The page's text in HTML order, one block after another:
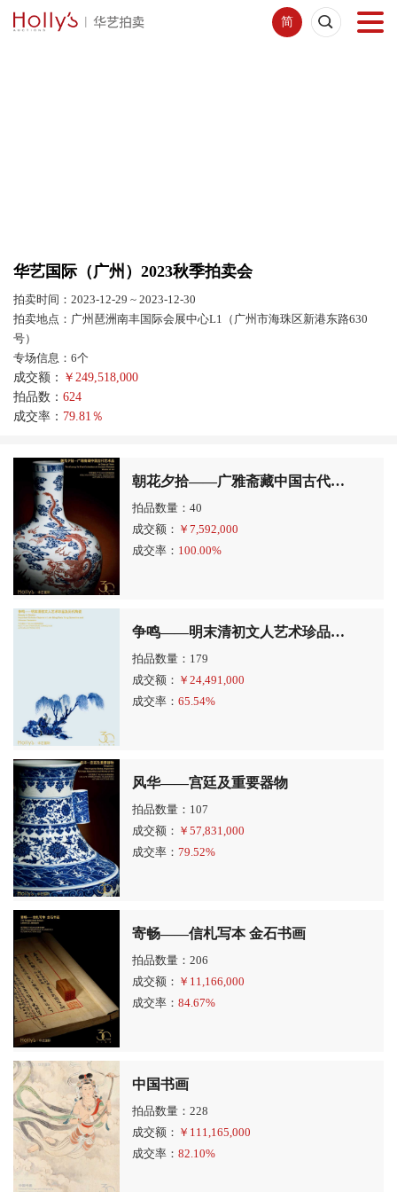
简
服务指南
新闻中心
关于我们
成交额： ￥ 249,518,000
拍品数： 624
成交率： 79.81％
华艺国际（广州）2023秋季拍卖会
拍卖时间：2023-12-29 ~ 2023-12-30
拍卖地点：广州琶洲南丰国际会展中心L1（广州市海珠区新港东路630
号）
专场信息：6个
朝花夕拾——广雅斋藏中国古代艺术品
拍品数量：40
成交额： ￥ 7,592,000
成交率： 100.00%
争鸣——明末清初文人艺术珍品及历代陶瓷
拍品数量：179
成交额： ￥ 24,491,000
成交率： 65.54%
风华——宫廷及重要器物
拍品数量：107
成交额： ￥ 57,831,000
成交率： 79.52%
寄畅——信札写本 金石书画
拍品数量：206
成交额： ￥ 11,166,000
成交率： 84.67%
中国书画
拍品数量：228
成交额： ￥ 111,165,000
成交率： 82.10%